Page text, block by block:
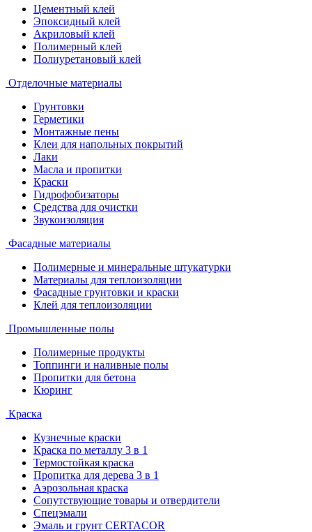
Цементный клей
Эпоксидный клей
Акриловый клей
Полимерный клей
Полиуретановый клей
Отделочные материалы
Грунтовки
Герметики
Монтажные пены
Клеи для напольных покрытий
Лаки
Масла и пропитки
Краски
Гидрофобизаторы
Средства для очистки
Звукоизоляция
Фасадные материалы
Полимерные и минеральные штукатурки
Материалы для теплоизоляции
Фасадные грунтовки и краски
Клей для теплоизоляции
Промышленные полы
Полимерные продукты
Топпинги и наливные полы
Пропитки для бетона
Кюринг
Краска
Кузнечные краски
Краска по металлу 3 в 1
Термостойкая краска
Пропитка для дерева 3 в 1
Аэрозольная краска
Сопутствующие товары и отвердители
Спецэмали
Эмаль и грунт CERTACOR